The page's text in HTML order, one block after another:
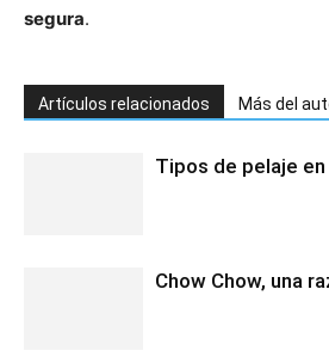
segura.
Artículos relacionados Más del
Tipos de pelaje
Chow Chow, una